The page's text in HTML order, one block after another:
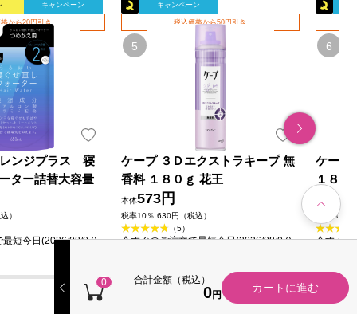
0 合計金額（税込）
0円
カートに進む
キャンペーン
から20円引き
ンジプラス 寝
ター詰替大容量
）
最短今日(2026/08/07)
キャンペーン
税込価格から50円引き
ケープ ３Ｄエクストラキープ 無
香料 １８０ｇ 花王
本体573円
税率10％ 630円（税込）
（5）
今すぐのご注文で最短今日(2026/08/07)
届きます
ケープ
１８０
本体
税率10％
今すぐの